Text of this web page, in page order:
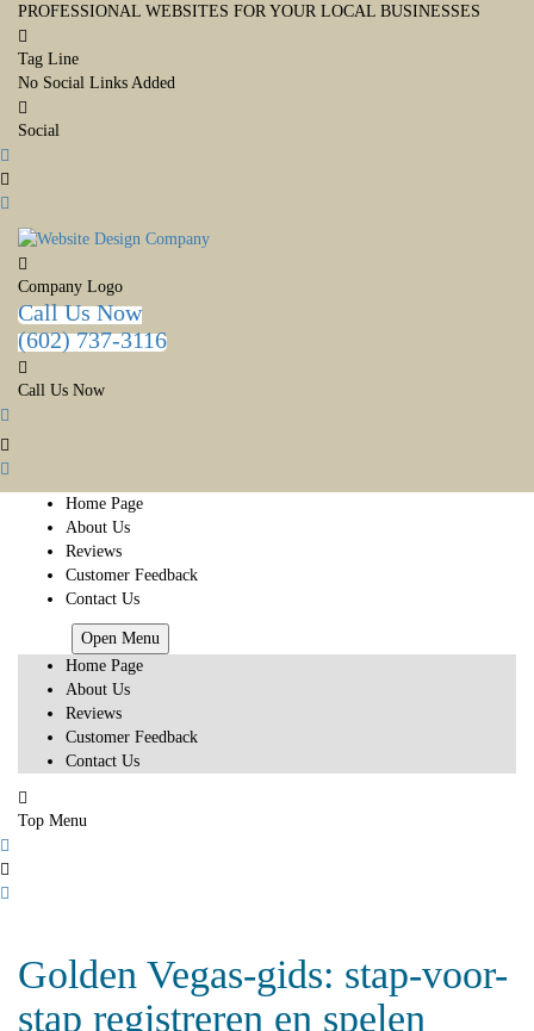
PROFESSIONAL WEBSITES FOR YOUR LOCAL BUSINESSES
Tag Line
No Social Links Added
Social
Company Logo
Call Us Now
(602) 737-3116
Call Us Now
Home Page
About Us
Reviews
Customer Feedback
Contact Us
Open Menu
Home Page
About Us
Reviews
Customer Feedback
Contact Us
Top Menu
Golden Vegas-gids: stap-voor-
stap registreren en spelen